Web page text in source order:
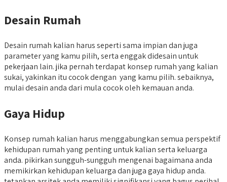
Desain Rumah
Desain rumah kalian harus seperti sama impian dan juga
parameter yang kamu pilih, serta enggak didesain untuk
pekerjaan lain. jika pernah terdapat konsep rumah yang kalian
sukai, yakinkan itu cocok dengan yang kamu pilih. sebaiknya,
mulai desain anda dari mula cocok oleh kemauan anda.
Gaya Hidup
Konsep rumah kalian harus menggabungkan semua perspektif
kehidupan rumah yang penting untuk kalian serta keluarga
anda. pikirkan sungguh-sungguh mengenai bagaimana anda
memikirkan kehidupan keluarga dan juga gaya hidup anda.